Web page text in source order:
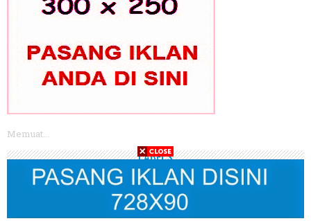
Memuat...
LABELS
POLITIK PEMILU PILPRES